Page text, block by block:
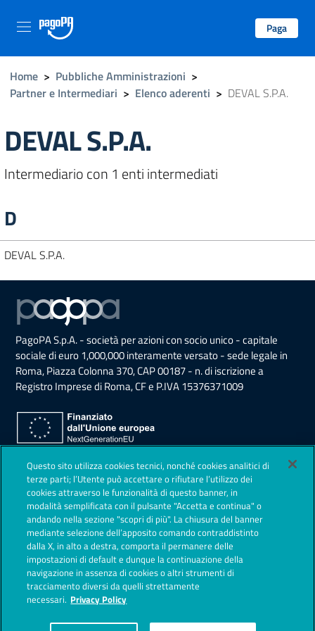
Paga
Home > Pubbliche Amministrazioni >
Partner e Intermediari > Elenco aderenti > DEVAL S.P.A.
DEVAL S.P.A.
Intermediario con 1 enti intermediati
D
DEVAL S.P.A.
PagoPA S.p.A. - società per azioni con socio unico - capitale
sociale di euro 1,000,000 interamente versato - sede legale in
Roma, Piazza Colonna 370, CAP 00187 - n. di iscrizione a
Registro Imprese di Roma, CF e P.IVA 15376371009
Sezione Link Utili
Privacy Policy
Note legali
Contestazioni
Società Trasparente
Lavora con noi
Questo sito utilizza cookies tecnici, nonché cookies analitici di
terze parti; l’Utente può accettare o rifiutare l’utilizzo dei
cookies attraverso le funzionalità di questo banner, in
modalità semplificata con il pulsante "Accetta e continua" o
andando nella sezione "scopri di più". La chiusura del banner
mediante selezione dell’apposito comando contraddistinto
dalla X, in alto a destra, comporta il permanere delle
impostazioni di default e dunque la continuazione della
navigazione in assenza di cookies o altri strumenti di
tracciamento diversi da quelli strettamente
necessari. Privacy Policy